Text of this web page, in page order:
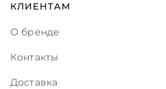
КЛИЕНТАМ
О бренде
Контакты
Доставка